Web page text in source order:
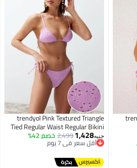
trendyol Pink Textured Triangle
Tied Regular Waist Regular Bikini
Set Tbess24Bt00082
جنيه1,428
2,499خصم 42% أقل سعر في 7 يوم
توصيل مجاني
أقل سعر في 7 يوم